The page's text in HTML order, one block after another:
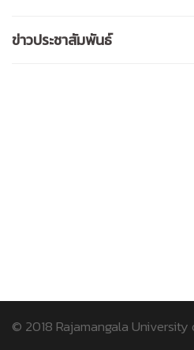
ข่าวประชาสัมพันธ์
© 2018 Rajamangala